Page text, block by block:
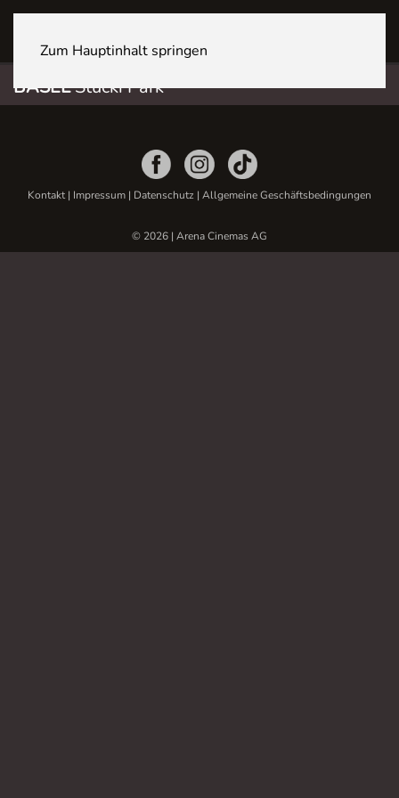
Zum Hauptinhalt springen
BASELStücki Park
Kontakt| Impressum | Datenschutz | Allgemeine Geschäftsbedingungen
© 2026 | Arena Cinemas AG